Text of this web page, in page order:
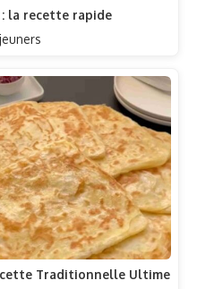
: la recette rapide
Traditionnelle Ultime